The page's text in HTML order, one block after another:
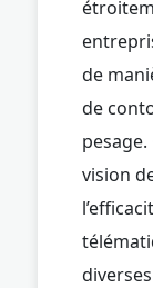
de
de
vision